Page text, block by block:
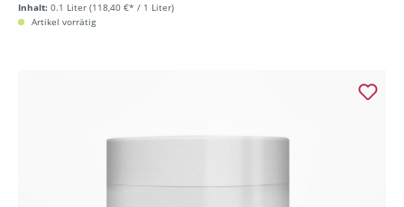
Inhalt: 0.1 Liter (118,40 €* / 1 Liter)
Artikel vorrätig